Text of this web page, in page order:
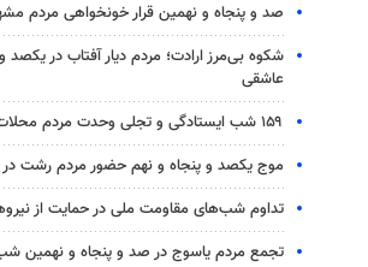
صد و پنجاه و نهمین قرار خونخواهی مردم
شکوه بی‌مرز ارادت؛ مردم دیار آفتاب در
عاشقی
۱۵۹ شب ایستادگی و تجلی وحدت مردم محلات در بیعت با رهبر انقلاب
موج یکصد و پنجاه و نهم حضور مردم رشت
تداوم شب‌های مقاومت ملی در حمایت از
تجمع مردم یاسوج در صد و پنجاه و نهمین شب